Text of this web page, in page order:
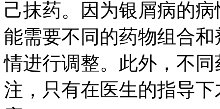
己抹药。因为银屑病的
能需要不同的药物组合
情进行调整。此外，不
注，只有在医生的指导